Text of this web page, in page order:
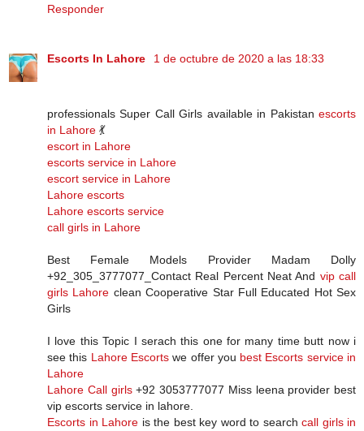
Responder
Escorts In Lahore 1 de octubre de 2020 a las 18:33
professionals Super Call Girls available in Pakistan escorts
in Lahore 💃
escort in Lahore
escorts service in Lahore
escort service in Lahore
Lahore escorts
Lahore escorts service
call girls in Lahore
Best Female Models Provider Madam Dolly
+92_305_3777077_Contact Real Percent Neat And vip call
girls Lahore clean Cooperative Star Full Educated Hot Sex
Girls
I love this Topic I serach this one for many time butt now i
see this Lahore Escortswe offer you best Escorts service in
Lahore
Lahore Call girls+92 3053777077 Miss leena provider best
vip escorts service in lahore.
Escorts in Lahore is the best key word to search call girls in